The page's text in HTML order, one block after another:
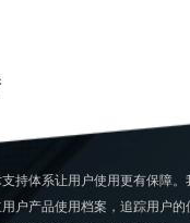
持体系让用户使用更有保障
户产品使用档案，追踪用户